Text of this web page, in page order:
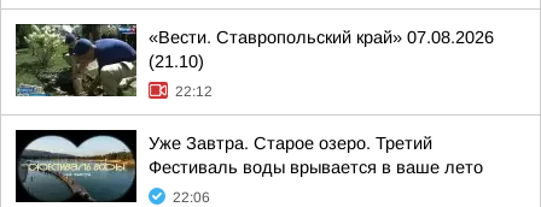
«Вести. Ставропольский край» 07.08.2026
(21.10)
22:12
Уже Завтра. Старое озеро. Третий
Фестиваль воды врывается в ваше лето
22:06